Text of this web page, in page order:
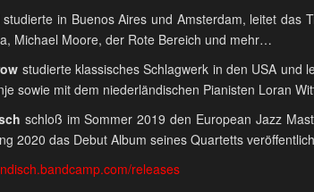
studierte in Buenos Aires und Amsterdam, leitet das
Michael Moore, der Rote Bereich und mehr…
studierte klassisches Schlagwerk in den USA und
sowie mit dem niederländischen Pianisten Loran
schloß im Sommer 2019 den European Jazz
2020 das Debut Album seines Quartetts
releases